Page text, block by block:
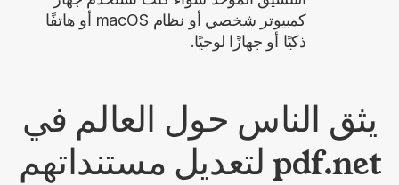
كمبيوتر شخصي أو نظام macOS أو هاتفًا
ذكيًا أو جهازًا لوحيًا.
يثق الناس حول العالم في
pdf.net لتعديل مستنداتهم